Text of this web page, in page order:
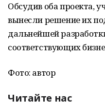
Обсудив оба проекта,
вынесли решение их
дальнейшей
соответствующих
Фото: автор
Читайте нас